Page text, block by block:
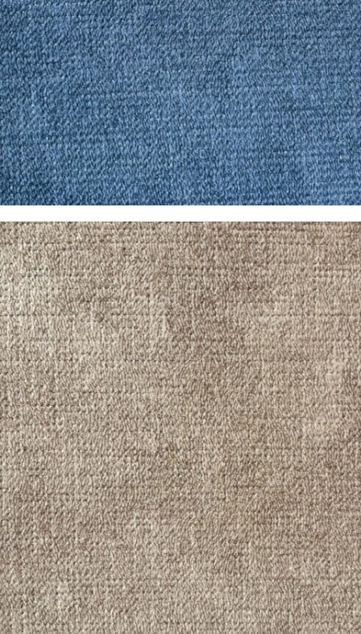
Pandora Azul